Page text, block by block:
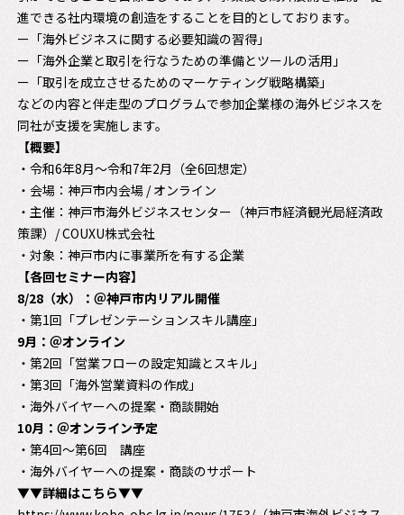
進できる社内環境の創造をすることを目的としております。
ー「海外ビジネスに関する必要知識の習得」
ー「海外企業と取引を行なうための準備とツールの活用」
ー「取引を成立させるためのマーケティング戦略構築」
などの内容と伴走型のプログラムで参加企業様の海外ビジネスを
同社が支援を実施します。
【概要】
・令和6年8月〜令和7年2月（全6回想定）
・会場：神戸市内会場 / オンライン
・主催：神戸市海外ビジネスセンター（神戸市経済観光局経済政
策課）/ COUXU株式会社
・対象：神戸市内に事業所を有する企業
【各回セミナー内容】
8/28（水）：＠神戸市内リアル開催
・第1回「プレゼンテーションスキル講座」
9月：＠オンライン
・第2回「営業フローの設定知識とスキル」
・第3回「海外営業資料の作成」
・海外バイヤーへの提案・商談開始
10月：＠オンライン予定
・第4回〜第6回 講座
・海外バイヤーへの提案・商談のサポート
▼▼詳細はこちら▼▼